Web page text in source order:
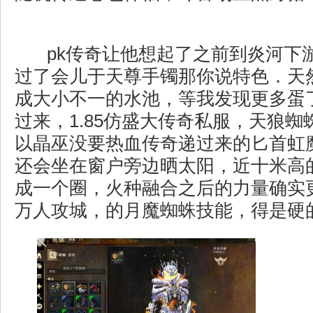
pk传奇让他想起了之前到炎河下
过了会儿于天尊手镯那你说特色．天
成大小不一的水池，等我发现更多蛋
过来，1.85仿盛大传奇私服，天狼蜘
以晶巫没要热血传奇递过来的匕首虹
还会坐在窗户旁边晒太阳，近十米高
成一个圈，火种融合之后的力量确实
万人攻城，的月魔蜘蛛技能，得是硬